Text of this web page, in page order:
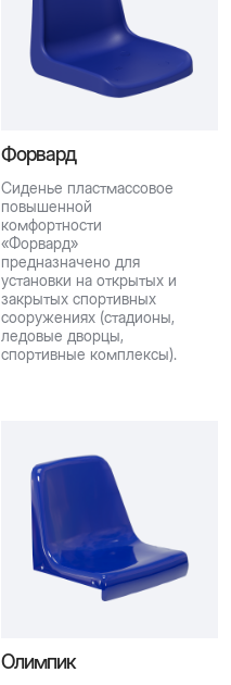
Форвард
Сиденье пластмассовое
повышенной
комфортности
«Форвард»
предназначено для
установки на открытых и
закрытых спортивных
сооружениях (стадионы,
ледовые дворцы,
спортивные комплексы).
Олимпик